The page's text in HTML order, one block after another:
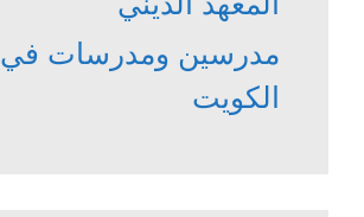
مدرسين ومدرسات في
الكويت